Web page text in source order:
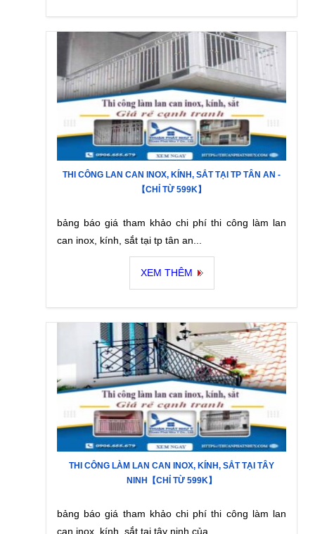
THI CÔNG LAN CAN INOX, KÍNH, SẮT TẠI TP TÂN AN -
【CHỈ TỪ 599K】
bảng báo giá tham khảo chi phí thi công làm lan
can inox, kính, sắt tại tp tân an...
XEM THÊM
THI CÔNG LÀM LAN CAN INOX, KÍNH, SẮT TẠI TÂY
NINH【CHỈ TỪ 599K】
bảng báo giá tham khảo chi phí thi công làm lan
can inox, kính, sắt tại tây ninh của...